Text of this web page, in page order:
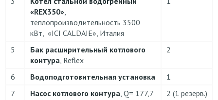
«REX350»
теплопроизводительность 3500
кВт, «ICI CALDAIE», Италия
5
Бак расширительный котлового
контура , Reflex
2
6 Водоподготовительная установка
1
7
Насос котлового контура , Q= 177,7
2 (1 резерв.)